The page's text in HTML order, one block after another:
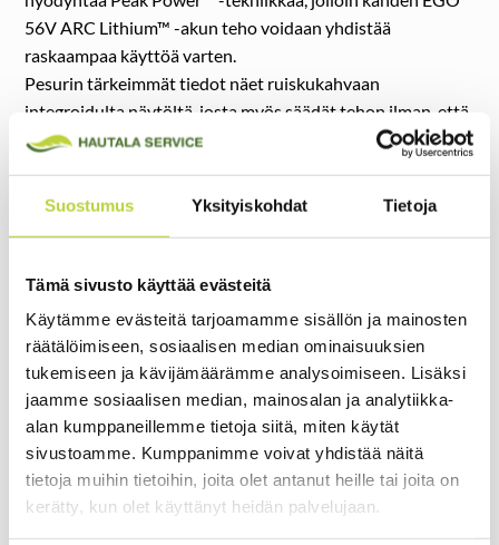
Suostumus Yksityiskohdat Tietoja
Tämä sivusto käyttää evästeitä
Käytämme evästeitä tarjoamamme sisällön ja mainosten
räätälöimiseen, sosiaalisen median ominaisuuksien
tukemiseen ja kävijämäärämme analysoimiseen. Lisäksi
jaamme sosiaalisen median, mainosalan ja analytiikka-
alan kumppaneillemme tietoja siitä, miten käytät
sivustoamme. Kumppanimme voivat yhdistää näitä
tietoja muihin tietoihin, joita olet antanut heille tai joita on
kerätty, kun olet käyttänyt heidän palvelujaan.
56V ARC Lithium™ -akun teho voidaan yhdistää
raskaampaa käyttöä varten.
Pesurin tärkeimmät tiedot näet ruiskukahvaan
integroidulta näytöltä, josta myös säädät tehon ilman, että
tarvitsee käydä itse koneen luona. Näin pesua on helppo
voi työskennellä joko kiinteästä vesipisteestä tai mukana
tulevan imuletkun avulla esimerkiksi ämpäristä tai
Mukana toimitetaan useita suuttimia eri pesutehtäviin.
vaihto on nopeaa ja vaivatonta. Suuttimien suihkukuviot
on optimoitu muodostamaan tasainen vesiviuhka, mikä
parantaa pesutehoa ja hallittavuutta. Suuttimet: Turbo, 15
astetta, 25 astetta, 40 astetta ja kastelusuutin. Vaahdotin
ja suodattimella varustettu imuletku toimitetaan laitteen
mukana.
Laadukkaat letku- ja liitinkomponentit viimeistelevät